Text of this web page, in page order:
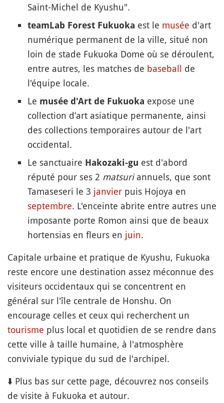
Saint-Michel de Kyushu".
teamLab Forest Fukuoka est le musée d'art
numérique permanent de la ville, situé non
loin de stade Fukuoka Dome où se déroulent,
entre autres, les matches de baseball de
l'équipe locale.
Le musée d'Art de Fukuoka expose une
collection d’art asiatique permanente, ainsi
des collections temporaires autour de l'art
occidental.
Le sanctuaire Hakozaki-gu est d'abord
réputé pour ses 2 matsuriannuels, que sont
Tamaseseri le 3 janvier puis Hojoya en
septembre. L'enceinte abrite entre autres une
imposante porte Romon ainsi que de beaux
hortensias en fleurs en juin.
Capitale urbaine et pratique de Kyushu, Fukuoka
reste encore une destination assez méconnue des
visiteurs occidentaux qui se concentrent en
général sur l'île centrale de Honshu. On
encourage celles et ceux qui recherchent un
tourisme plus local et quotidien de se rendre dans
cette ville à taille humaine, à l'atmosphère
conviviale typique du sud de l'archipel.
⬇️ Plus bas sur cette page, découvrez nos conseils
de visite à Fukuoka et autour.